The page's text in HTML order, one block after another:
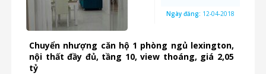
Chuyển nhượng căn hộ 1 phòng ngủ lexington,
nội thất đầy đủ, tầng 10, view thoáng, giá 2,05
tỷ
Ngày đăng: 12-04-2018